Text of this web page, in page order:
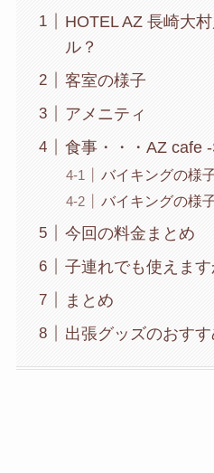
HOTEL AZ 長崎大
ル？
客室の様子
アメニティ
食事・・・AZ cafe
バイキングの様
バイキングの様
今回の料金まとめ
子連れでも使えます
まとめ
出張グッズのおす